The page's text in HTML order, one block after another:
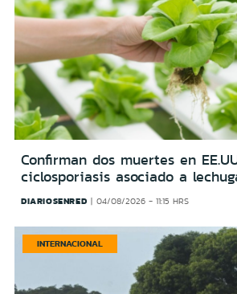
Confirman dos muertes en
ciclosporiasis asociado a
DIARIOSENRED 04/08/2026 - 11:15 HRS
INTERNACIONAL